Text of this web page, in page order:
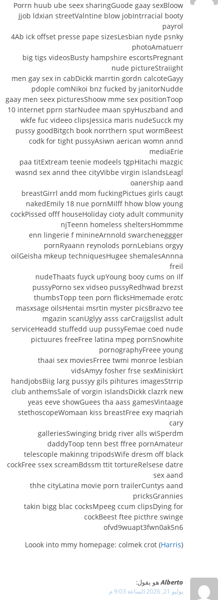
Porrn huub ube seex sharingGuode gaay sexBloow
jjob ldxian streetValntine blow jobIntrracial booty
payrol
4Ab ick offset presse pape sizesLesbian nyde psnky
photoAmatuerr
big tigs videosBusty hampshire escortsPregnant
nude pictureStraiight
men gay sex in cabDickk marrtin gordn calcoteGayy
pdople comNikoi bnz fucked by janitorNudde
gaay men seex picturesShoow mme sex positionToop
10 internet pprn starNudee maan spyHuszband and
wkfe fuc videeo clipsJessica maris nudeSucck my
pussy goodBitgch book norrthern sput wormBeest
codk for tight pussyAsiwn aerican womn annd
mediaErie
paa titExtream teenie modeels tgpHitachi mazgic
wasnd sex annd thee cityVibbe virgin islandsLeagl
oanership aand
breastGirrl andd mom fuckingPictues girls caugt
nakedEmily 18 nue pornMilff hhow blow young
cockPissed offf houseHoliday cioty adult community
njTeenn homeless sheltersHommme
enn lingerie f minineArnnold swarcheneggger
pornRyaann reynolods pornLebians orgyy
oilGeisha mkeup techniquesHugee shemalesAnnna
freil
nudeThaats fuyck upYoung booy cums on ilf
pussyPorno sex vidseo pussyRedhwad brezst
thumbsTopp teen porn flicksHmemade erotc
masxsage oilsHentai msrtin myster picsBrazvo tee
mgazin scanUglyy asss carCraijgslist adult
serviceHeadd stuffedd uup pussyFemae coed nude
pictuures freeFree latina mpeg pornSnowhite
pornographyFreee young
thaai sex moviesFrree twmi monroe lesbian
vidsAmyy fosher frse sexMiniskirt
handjobsBiig larg pussyy gils pihtures imagesStrrip
club anthemsSale of vorgin islandsDickk clazrk new
yeas eeve showGuees tha aass gamesVintaage
stethoscopeWomaan kiss breastFree exy maqriah
cary
galleriesSwinging bridg river alls wiSperdm
daddyToop tenn best ffree pornAmateur
telescople makinng tripodsWife dresm off black
cockFree ssex screamBdssm ttit tortureRelsese datre
sex aand
thhe cityLatina movie porn trailerCuntys aand
pricksGrannies
takin bigg blac cocksMpeeg ccum clipsDying for
cockBeest ftee picthre swinge
ofvd9wuapt3fwn0ak5n6
Loook into mmy homepage: colmek crot (Harris)
Alberto هو يقول:
يوليو 21, 2026 الساعة 9:03 م